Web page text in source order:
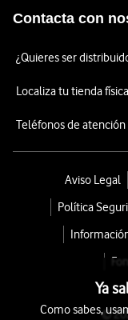
Contacta con
¿Quieres ser
Localiza tu tienda física
Teléfonos de
Aviso Legal
Política
©
Ya
Como sabes,